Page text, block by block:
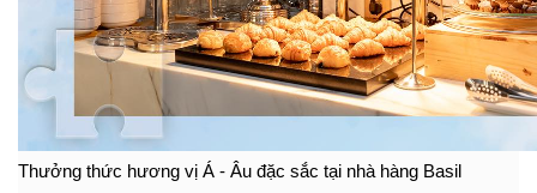
Thưởng thức hương vị Á - Âu đặc sắc tại nhà hàng Basil